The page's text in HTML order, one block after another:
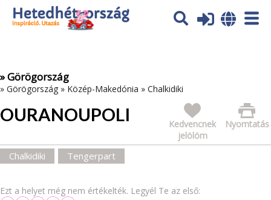
Az oldal sütiket (cookies) használ. További tájékoztatás itt:
Adatvédelmi tájékoztató
» Görögország
» Görögország » Közép-Makedónia » Chalkidiki
OURANOUPOLI Nyomtatás
Kedvencnek
jelölöm
Chalkidiki Tengerpart
Ezt a helyet még nem értékelték. Legyél Te az első: